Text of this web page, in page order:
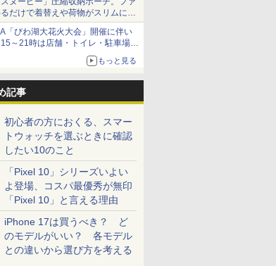
だけで着替えや荷物がスリムにま
「びわ湖大花火大会」開催に伴い
～21時は店舗・トイレ・駐車場の
もっと見る
記事
初心者の方におくる、スマー
トウォッチを選ぶときに確認
したい10のこと
「Pixel 10」シリーズいよい
よ登場、コスパ最優秀が無印
「Pixel 10」と言える理由
iPhone 17は買うべき？ ど
のモデルがいい？ 各モデル
との違いから選び方を考える